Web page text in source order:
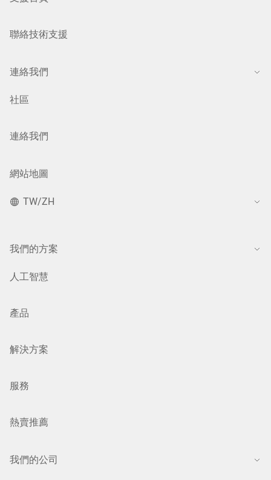
聯絡技術支援
連絡我們
社區
連絡我們
網站地圖
TW/ZH
我們的方案
人工智慧
產品
解決方案
服務
熱賣推薦
我們的公司